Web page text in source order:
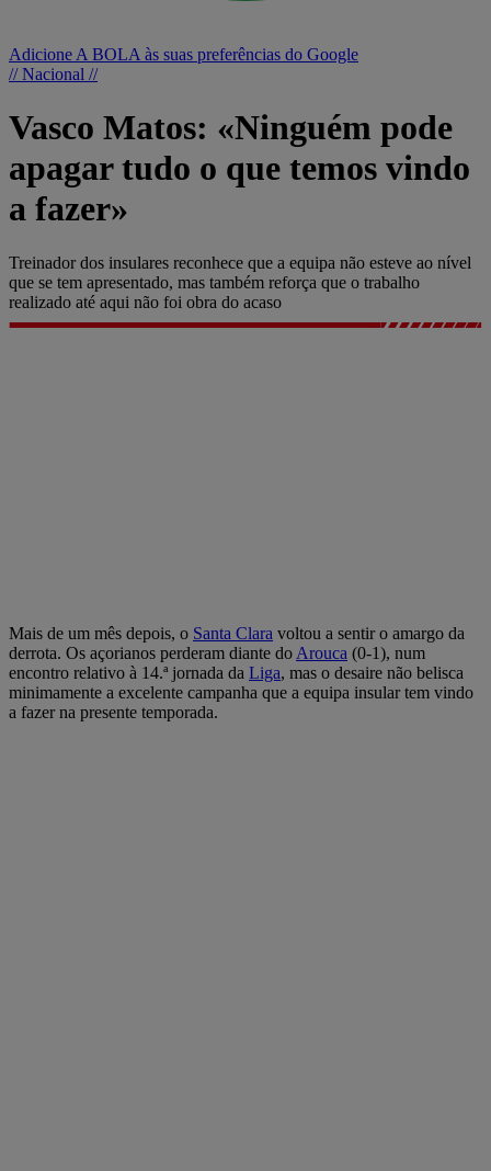
Adicione A BOLA às suas preferências do Google
// Nacional //
Vasco Matos: «Ninguém pode
apagar tudo o que temos vindo
a fazer»
Treinador dos insulares reconhece que a equipa não esteve ao nível
que se tem apresentado, mas também reforça que o trabalho
realizado até aqui não foi obra do acaso
Mais de um mês depois, o Santa Clara voltou a sentir o amargo da
derrota. Os açorianos perderam diante do Arouca (0-1), num
encontro relativo à 14.ª jornada da Liga, mas o desaire não belisca
minimamente a excelente campanha que a equipa insular tem vindo
a fazer na presente temporada.